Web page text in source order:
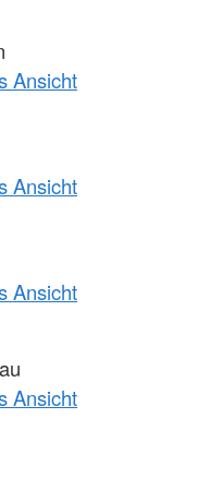
Ansicht
Ansicht
Ansicht
Ansicht